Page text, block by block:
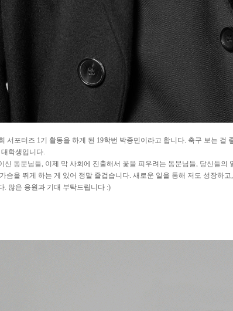
서포터즈 1기 활동을 하게 된 19학번 박종민이라고 합니다. 축구 보는
학생입니다.
신 동문님들, 이제 막 사회에 진출해서 꽃을 피우려는 동문님들, 당신들
슴을 뛰게 하는 게 있어 정말 즐겁습니다. 새로운 일을 통해 저도 성장하
. 많은 응원과 기대 부탁드립니다 :)